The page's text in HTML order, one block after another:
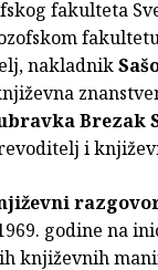
fakulteta
nakladnik
Brezak
i
godine na
književnih